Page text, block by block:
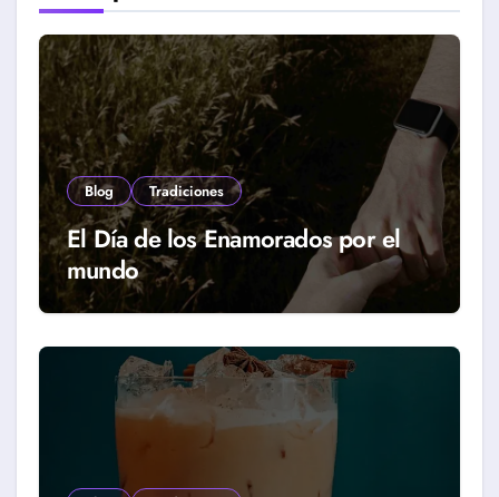
Blog Tradiciones
El Día de los Enamorados por el
mundo